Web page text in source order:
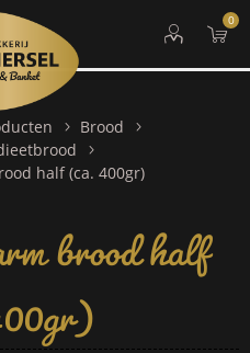
0
Brood
half (ca. 400gr)
brood half